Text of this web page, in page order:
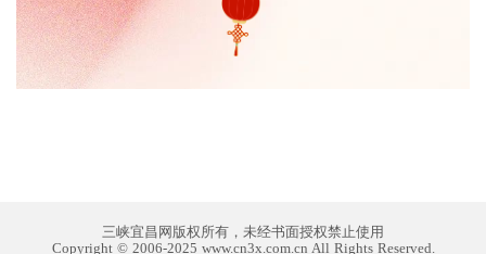
三峡宜昌网版权所有，未经书面授权禁止使用
Copyright © 2006-2025 www.cn3x.com.cn All Rights Reserved.